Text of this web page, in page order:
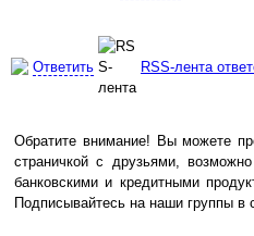
Ответить RSS-лента
Обратите внимание! Вы можете
страничкой с друзьями,
банковскими и кредитными
Подписывайтесь на наши группы в